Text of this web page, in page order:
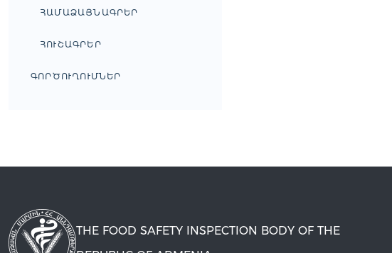
ՀԱՄԱՁԱՅՆԱԳՐԵՐ
ՀՈՒՇԱԳՐԵՐ
ԳՈՐԾՈՒՂՈՒՄՆԵՐ
THE FOOD SAFETY INSPECTION BODY OF THE